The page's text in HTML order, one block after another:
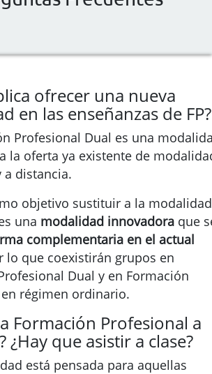
ofrecer una nueva
en las enseñanzas de FP?
Profesional Dual es una
la oferta ya existente de
a distancia.
objetivo sustituir a la modalidad
una modalidad innovadora que
complementaria en el actual
lo que coexistirán grupos en
Dual y en Formación
régimen ordinario.
Formación Profesional a
¿Hay que asistir a clase?
está pensada para aquellas